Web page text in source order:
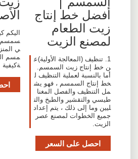
أفضل خط إنتاج
زيت الطعام
لمصنع الزيت
1. تنظيف (المعالجة الأولية)ع
ن خط إنتاج زيت السمسم.
أما بالنسبة لعملية التنظيف ل
خط إنتاج السمسم ، فهو يش
مل التنظيف والفصل المغنا
طيسي والتقشير والطبخ والت
ليين وما إلى ذلك ، يتم إعداد
جميع الخطوات لمصنع عصر
الزيت.
احصل على السعر
اليكم
سمسم
ي
مسم
ةكيفية